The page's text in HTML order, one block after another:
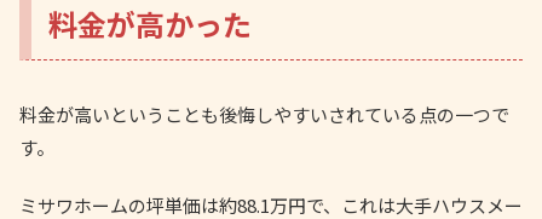
料金が高かった
料金が高いということも後悔しやすいされている点の一つで
す。
ミサワホームの坪単価は約88.1万円で、これは大手ハウスメー